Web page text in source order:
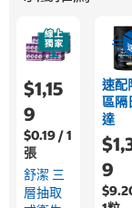
$1,15
9
$0.19 / 1
張
舒潔 三
層抽取
速配
區隔
達
9